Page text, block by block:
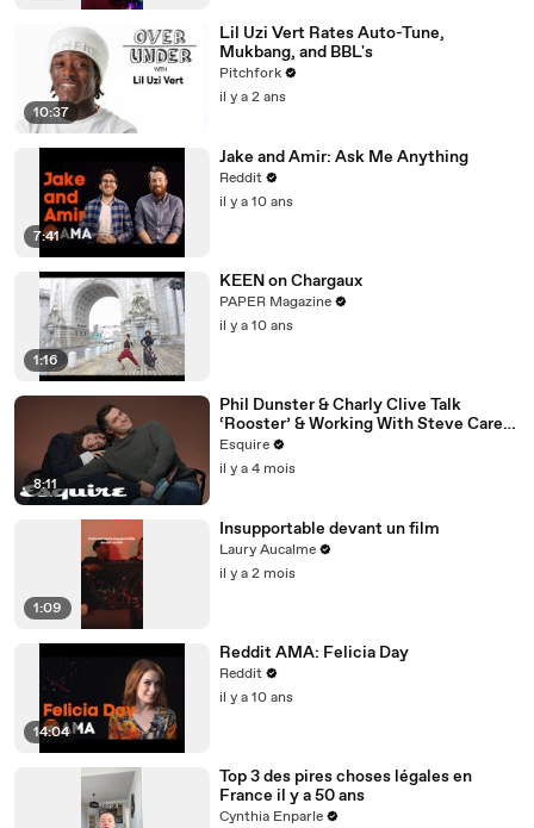
10:37
Lil Uzi Vert Rates Auto-Tune,
Mukbang, and BBL's
Pitchfork
il y a 2 ans
7:41
Jake and Amir: Ask Me Anything
Reddit
il y a 10 ans
1:16
KEEN on Chargaux
PAPER Magazine
il y a 10 ans
8:11
Phil Dunster & Charly Clive Talk
‘Rooster’ & Working With Steve Carell
| Inquiring Minds | Esquire
Esquire
il y a 4 mois
1:09
Insupportable devant un film
Laury Aucalme
il y a 2 mois
14:04
Reddit AMA: Felicia Day
Reddit
il y a 10 ans
Top 3 des pires choses légales en
France il y a 50 ans
Cynthia Enparle